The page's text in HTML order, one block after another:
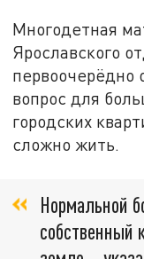
Многодетная
Ярославского
первоочерёдно
вопрос для
городских
сложно жить.
Нормальной
собственный